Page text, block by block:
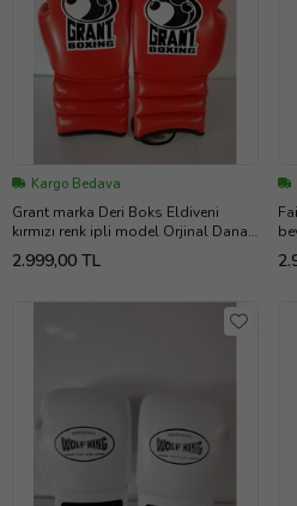
Kargo Bedava
Grant marka Deri Boks Eldiveni
kırmızı renk ipli model Orjinal Dana
derisidir İTHAL ÜRÜNDÜR
profesyonel sporcular için
büyüklükte İstediğiniz Bedeni msj ile
2.999,00 TL